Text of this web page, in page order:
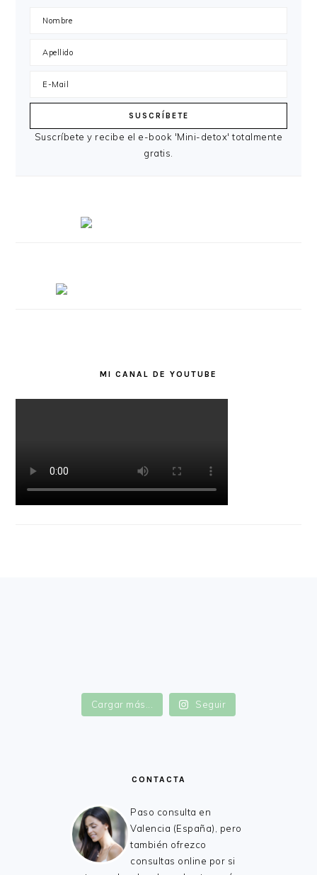
Suscríbete y recibe el e-book 'Mini-detox' totalmente
gratis.
MI CANAL DE YOUTUBE
Cargar más... Seguir
CONTACTA
Paso consulta en
Valencia (España), pero
también ofrezco
consultas online por si